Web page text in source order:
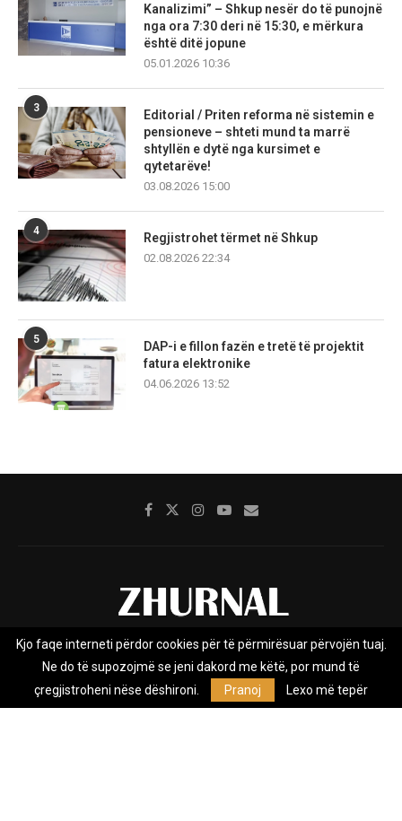
Kanalizimi” – Shkup nesër do të punojnë
nga ora 7:30 deri në 15:30, e mërkura
është ditë jopune
05.01.2026 10:36
3
Editorial / Priten reforma në sistemin e
pensioneve – shteti mund ta marrë
shtyllën e dytë nga kursimet e
qytetarëve!
03.08.2026 15:00
4
Regjistrohet tërmet në Shkup
02.08.2026 22:34
5
DAP-i e fillon fazën e tretë të projektit
fatura elektronike
04.06.2026 13:52
Rreth nesh Impresumi Marketing
Privacy Policy
Zhurnal.mk është Agjenci e Lajmeve e pavarur, e themeluar në vitin
Kjo faqe interneti përdor cookies për të përmirësuar përvojën tuaj.
Ne do të supozojmë se jeni dakord me këtë, por mund të
çregjistroheni nëse dëshironi.
Pranoj Lexo më tepër